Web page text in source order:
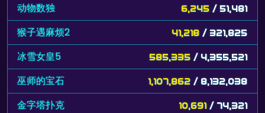
动物数独 6,245 / 51,481
猴子遇麻烦2 41,218 / 321,825
冰雪女皇5 585,335 / 4,355,521
巫师的宝石 1,107,862 / 8,132,038
金字塔扑克 10,691 / 74,321